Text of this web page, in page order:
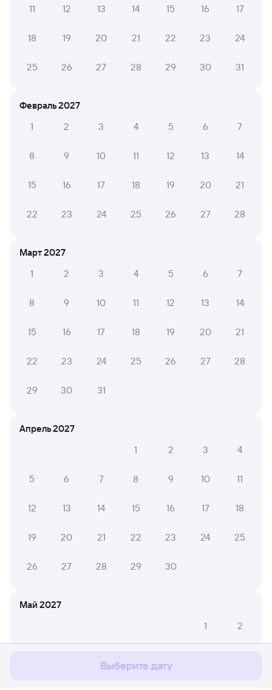
Билеты РЖД
Способы оплаты
Правила работы сервиса
А ещё здесь можно найти
Отели Дальнереченска
11 12 13 14 15 16 17
18 19 20 21 22 23 24
25 26 27 28 29 30 31
Февраль 2027
1
2 3 4 5 6 7
8 9 10 11 12 13 14
15 16 17 18 19 20 21
22 23 24 25 26 27 28
Март 2027
1
2 3 4 5 6 7
8 9 10 11 12 13 14
15 16 17 18 19 20 21
22 23 24 25 26 27 28
29 30 31
Апрель 2027
1
2 3 4
5 6 7 8 9 10 11
12 13 14 15 16 17 18
19 20 21 22 23 24 25
26 27 28 29 30
Май 2027
1
2
Выберите дату